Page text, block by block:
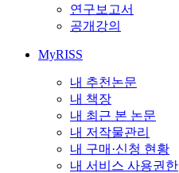
연구보고서
공개강의
MyRISS
내 추천논문
내 책장
내 최근 본 논문
내 저작물관리
내 구매·신청 현황
내 서비스 사용권한